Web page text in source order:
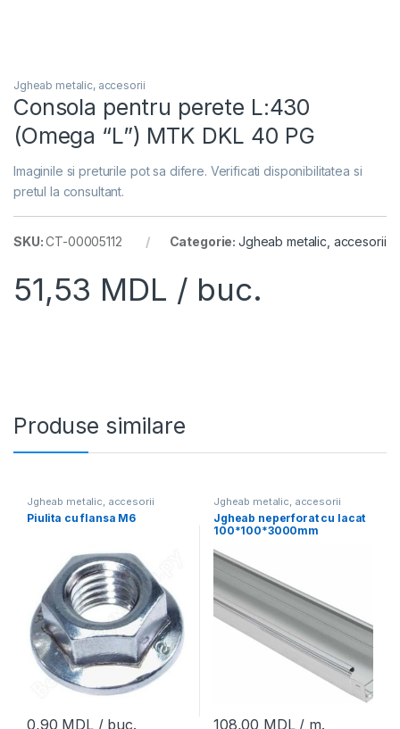
Jgheab metalic, accesorii
Consola pentru perete L:430
(Omega “L”) MTK DKL 40 PG
Imaginile si preturile pot sa difere. Verificati disponibilitatea si
pretul la consultant.
SKU:CT-00005112 Categorie: Jgheab metalic, accesorii
51,53 MDL / buc.
Produse similare
Jgheab metalic, accesorii
Piulita cu flansa M6
0,90 MDL/ buc.
Jgheab metalic, accesorii
Jgheab neperforat cu lacat
100*100*3000mm
108,00 MDL/ m.